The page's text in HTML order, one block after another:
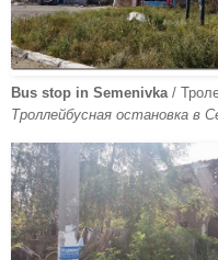
Bus stop in Semenivka /
Троллейбусная остановка в